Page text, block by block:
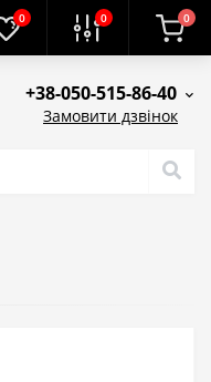
0 0 0
+38-050-515-86-40
Замовити дзвінок